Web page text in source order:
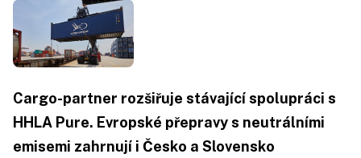
Cargo-partner rozšiřuje stávající spolupráci s
HHLA Pure. Evropské přepravy s neutrálními
emisemi zahrnují i Česko a Slovensko